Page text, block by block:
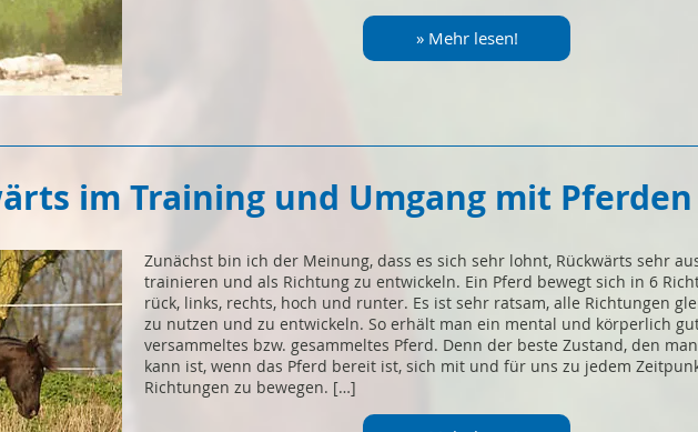
» Mehr lesen!
im Training und Umgang mit Pferden
Zunächst bin ich der Meinung, dass es sich sehr lohnt, Rückwärts sehr
trainieren und als Richtung zu entwickeln. Ein Pferd bewegt sich in 6
rück, links, rechts, hoch und runter. Es ist sehr ratsam, alle Richtungen
zu nutzen und zu entwickeln. So erhält man ein mental und körperlich
versammeltes bzw. gesammeltes Pferd. Denn der beste Zustand, den
kann ist, wenn das Pferd bereit ist, sich mit und für uns zu jedem
Richtungen zu bewegen. […]